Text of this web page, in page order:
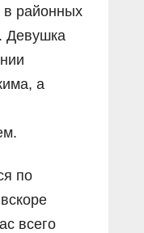
в районных
Девушка
а
по
всего